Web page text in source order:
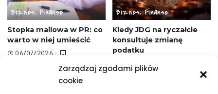
Zarządzaj zgodami plików
cookie
Biznes, Finanse
Stopka mailowa w PR: co
warto w niej umieścić
06/07/2026
Biznes, Finanse
Kiedy JDG na ryczałcie
konsultuje zmianę
podatku
21/06/2026